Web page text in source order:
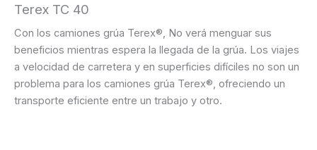
Terex TC 40
Con los camiones grúa Terex®, No verá menguar sus
beneficios mientras espera la llegada de la grúa. Los viajes
a velocidad de carretera y en superficies difíciles no son un
problema para los camiones grúa Terex®, ofreciendo un
transporte eficiente entre un trabajo y otro.